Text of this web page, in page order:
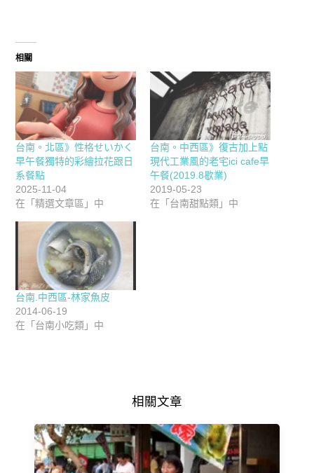
相關
台南。北區》性格せいかく
早午餐獨特的彩繪拉花跟日
系餐點
2025-11-04
在「精選文章區」中
台南。中西區》復古加上點
現代工業風的老宅ici cafe早
午餐(2019.8歇業)
2019-05-23
在「台南甜點類」中
台南.中西區-林家魚皮
2014-06-19
在「台南小吃類」中
相關文章